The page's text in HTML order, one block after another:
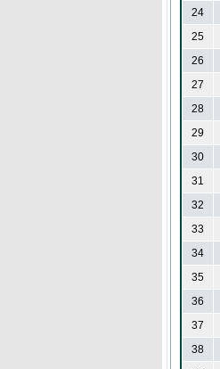
24
25
26
27
28
29
30
31
32
33
34
35
36
37
38